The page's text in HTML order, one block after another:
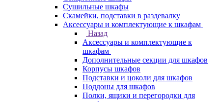
Сушильные шкафы
Скамейки, подставки в раздевалку
Аксессуары и комплектующие к шкафам
Назад
Аксессуары и комплектующие к
шкафам
Дополнительные секции для шкафов
Корпусы шкафов
Подставки и цоколи для шкафов
Поддоны для шкафов
Полки, ящики и перегородки для